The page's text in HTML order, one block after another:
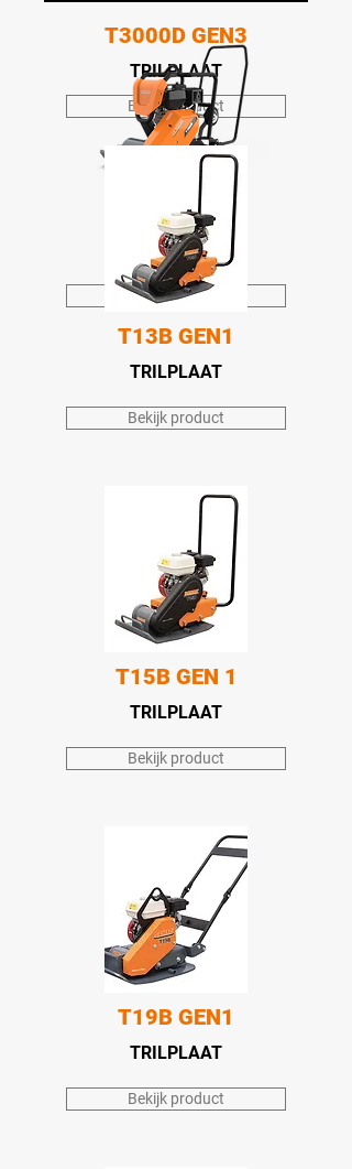
T3000D GEN3
TRILPLAAT
Bekijk product
T3000B GEN3
TRILPLAAT
Bekijk product
T13B GEN1
TRILPLAAT
Bekijk product
T15B GEN 1
TRILPLAAT
Bekijk product
T19B GEN1
TRILPLAAT
Bekijk product